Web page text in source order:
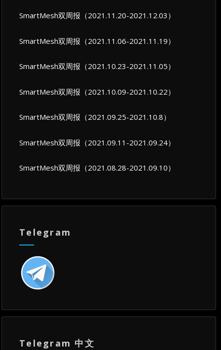
SmartMesh双周报（2021.11.20-2021.12.03）
SmartMesh双周报（2021.11.06-2021.11.19）
SmartMesh双周报（2021.10.23-2021.11.05）
SmartMesh双周报（2021.10.09-2021.10.22）
SmartMesh双周报（2021.09.25-2021.10.8）
SmartMesh双周报（2021.09.11-2021.09.24）
SmartMesh双周报（2021.08.28-2021.09.10）
Telegram
Telegram 中文